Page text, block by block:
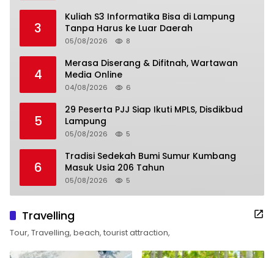
3
Kuliah S3 Informatika Bisa di Lampung
Tanpa Harus ke Luar Daerah
05/08/2026 8
4
Merasa Diserang & Difitnah, Wartawan
Media Online
04/08/2026 6
5
29 Peserta PJJ Siap Ikuti MPLS, Disdikbud
Lampung
05/08/2026 5
6
Tradisi Sedekah Bumi Sumur Kumbang
Masuk Usia 206 Tahun
05/08/2026 5
Travelling
Tour, Travelling, beach, tourist attraction,